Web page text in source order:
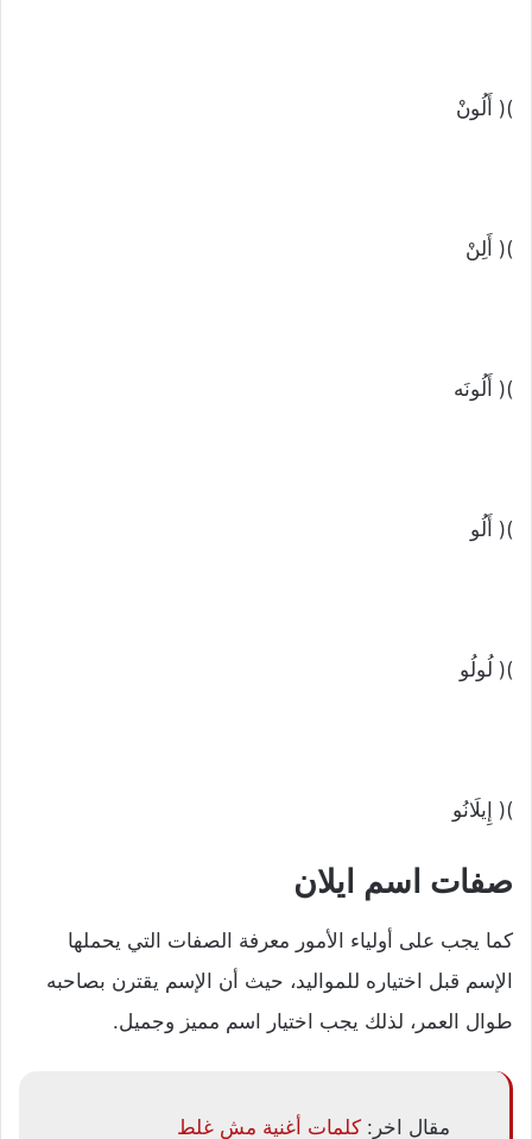
)( أَلُونْ
)( أَلِنْ
)( أَلُونَه
)( أَلُو
)( لُولُو
)( إِيلَانُو
صفات اسم ايلان
كما يجب على أولياء الأمور معرفة الصفات التي يحملها
الإسم قبل اختياره للمواليد، حيث أن الإسم يقترن بصاحبه
طوال العمر، لذلك يجب اختيار اسم مميز وجميل.
مقال اخر: كلمات أغنية مش غلط